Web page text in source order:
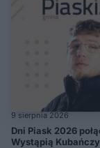
9 sierpnia 2026
Dni Piask 2026
Wystąpią